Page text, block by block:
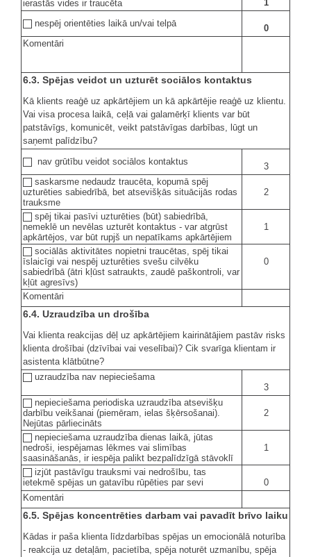
ierastās vides ir traucēta
1
nespēj orientēties laikā un/vai telpā
0
Komentāri
6.3. Spējas veidot un uzturēt sociālos kontaktus
Kā klients reaģē uz apkārtējiem un kā apkārtējie reaģē uz klientu.
Vai visa procesa laikā, ceļā vai galamērķī klients var būt
patstāvīgs, komunicēt, veikt patstāvīgas darbības, lūgt un
saņemt palīdzību?
nav grūtību veidot sociālos kontaktus
3
saskarsme nedaudz traucēta, kopumā spēj
uzturēties sabiedrībā, bet atsevišķās situācijās rodas
trauksme
2
spēj tikai pasīvi uzturēties (būt) sabiedrībā,
nemeklē un nevēlas uzturēt kontaktus - var atgrūst
apkārtējos, var būt rupjš un nepatīkams apkārtējiem
1
sociālās aktivitātes nopietni traucētas, spēj tikai
īslaicīgi vai nespēj uzturēties svešu cilvēku
sabiedrībā (ātri kļūst satraukts, zaudē paškontroli, var
kļūt agresīvs)
0
Komentāri
6.4. Uzraudzība un drošība
Vai klienta reakcijas dēļ uz apkārtējiem kairinātājiem pastāv risks
klienta drošībai (dzīvībai vai veselībai)? Cik svarīga klientam ir
asistenta klātbūtne?
uzraudzība nav nepieciešama
3
nepieciešama periodiska uzraudzība atsevišķu
darbību veikšanai (piemēram, ielas šķērsošanai).
Nejūtas pārliecināts
2
nepieciešama uzraudzība dienas laikā, jūtas
nedroši, iespējamas lēkmes vai slimības
saasināšanās, ir iespēja palikt bezpalīdzīgā stāvoklī
1
izjūt pastāvīgu trauksmi vai nedrošību, tas
ietekmē spējas un gatavību rūpēties par sevi
0
Komentāri
6.5. Spējas koncentrēties darbam vai pavadīt brīvo laiku
Kādas ir paša klienta līdzdarbības spējas un emocionālā noturība
- reakcija uz detaļām, pacietība, spēja noturēt uzmanību, spēja